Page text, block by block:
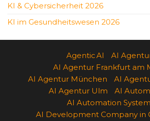
KI & Cybersicherheit 2026
KI im Gesundheitswesen 2026
Agentic AI
AI
AI Agentur Frankfurt am
AI Agentur München
AI
AI Agentur Ulm
AI
AI Automation System
AI Development Company in